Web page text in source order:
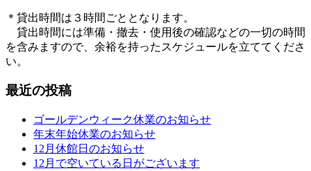
＊貸出時間は３時間ごととなります。
貸出時間には準備・撤去・使用後の確認などの一切の時間
を含みますので、余裕を持ったスケジュールを立ててくださ
い。
最近の投稿
ゴールデンウィーク休業のお知らせ
年末年始休業のお知らせ
12月休館日のお知らせ
12月で空いている日がございます